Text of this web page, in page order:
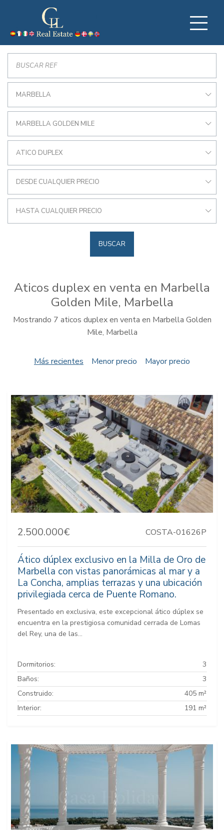
MARBELLA
MARBELLA GOLDEN MILE
ATICO DUPLEX
DESDE CUALQUIER PRECIO
HASTA CUALQUIER PRECIO
BUSCAR
Aticos duplex en venta en Marbella
Golden Mile, Marbella
Mostrando 7 aticos duplex en venta en Marbella Golden
Mile, Marbella
Más recientes Menor precio Mayor precio
2.500.000€ COSTA-01626P
Ático dúplex exclusivo en la Milla de Oro de
Marbella con vistas panorámicas al mar y a
La Concha, amplias terrazas y una ubicación
privilegiada cerca de Puente Romano.
Presentado en exclusiva, este excepcional ático dúplex se
encuentra en la prestigiosa comunidad cerrada de Lomas
del Rey, una de las...
Dormitorios:
3
Baños:
3
Construido:
405 m²
Interior:
191 m²